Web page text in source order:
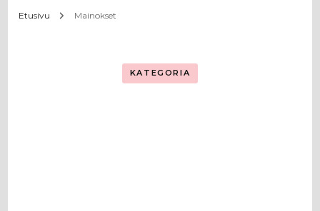
Etusivu Mainokset
KATEGORIA